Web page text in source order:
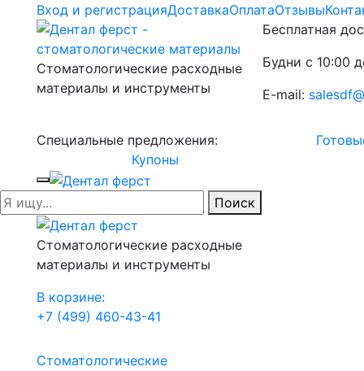
Вход и регистрацияДоставкаОплатаОтзывы
Стоматологические расходные
материалы и инструменты
Бесплатная
Будни с 10:00
E-mail:
Специальные предложения:
Купоны
Поиск
Стоматологические расходные
материалы и инструменты
В корзине:
+7 (499) 460-43-41
Стоматологические